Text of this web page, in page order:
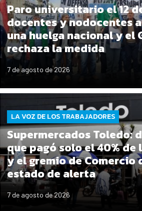
Paro universitario el 12
docentes y nodocentes
una huelga nacional y el
rechaza la medida
7 de agosto de 2026
LA VOZ DE LOS TRABAJADORES
Supermercados Toledo:
que pagó solo el 40% de
y el gremio de Comercio
estado de alerta
7 de agosto de 2026